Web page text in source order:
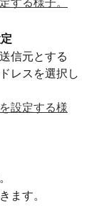
信元とする
レスを選択し
ます。